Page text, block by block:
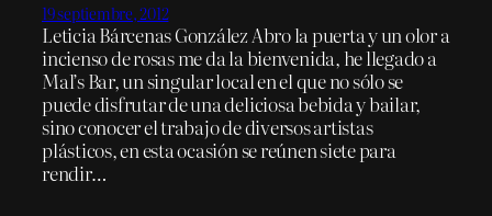
19 septiembre, 2012
Leticia Bárcenas González Abro la puerta y un olor a
incienso de rosas me da la bienvenida, he llegado a
Mal’s Bar, un singular local en el que no sólo se
puede disfrutar de una deliciosa bebida y bailar,
sino conocer el trabajo de diversos artistas
plásticos, en esta ocasión se reúnen siete para
rendir…